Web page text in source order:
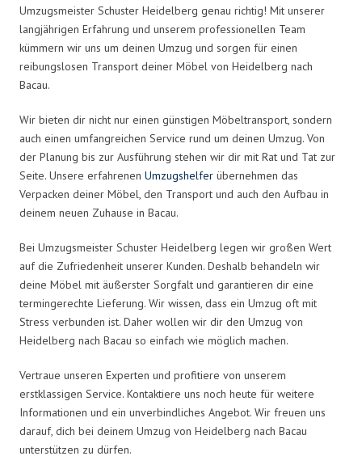
Umzugsmeister Schuster Heidelberg genau richtig! Mit unserer
langjährigen Erfahrung und unserem professionellen Team
kümmern wir uns um deinen Umzug und sorgen für einen
reibungslosen Transport deiner Möbel von Heidelberg nach
Bacau.
Wir bieten dir nicht nur einen günstigen Möbeltransport, sondern
auch einen umfangreichen Service rund um deinen Umzug. Von
der Planung bis zur Ausführung stehen wir dir mit Rat und Tat zur
Seite. Unsere erfahrenen Umzugshelfer übernehmen das
Verpacken deiner Möbel, den Transport und auch den Aufbau in
deinem neuen Zuhause in Bacau.
Bei Umzugsmeister Schuster Heidelberg legen wir großen Wert
auf die Zufriedenheit unserer Kunden. Deshalb behandeln wir
deine Möbel mit äußerster Sorgfalt und garantieren dir eine
termingerechte Lieferung. Wir wissen, dass ein Umzug oft mit
Stress verbunden ist. Daher wollen wir dir den Umzug von
Heidelberg nach Bacau so einfach wie möglich machen.
Vertraue unseren Experten und profitiere von unserem
erstklassigen Service. Kontaktiere uns noch heute für weitere
Informationen und ein unverbindliches Angebot. Wir freuen uns
darauf, dich bei deinem Umzug von Heidelberg nach Bacau
unterstützen zu dürfen.